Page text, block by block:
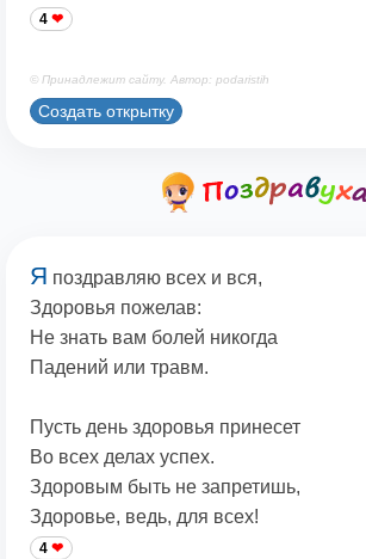
4
© Принадлежит сайту. Автор: podaristih
Создать открытку
Я поздравляю всех и вся,
Здоровья пожелав:
Не знать вам болей никогда
Падений или травм.
Пусть день здоровья принесет
Во всех делах успех.
Здоровым быть не запретишь,
Здоровье, ведь, для всех!
4